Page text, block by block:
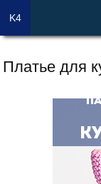
Платье для
K4